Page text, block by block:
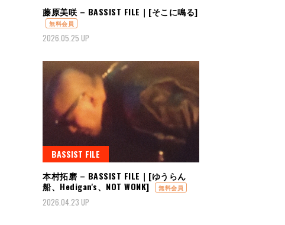
藤原美咲 – BASSIST FILE｜[そこに鳴る]
無料会員
2026.05.25 UP
BASSIST FILE
本村拓磨 – BASSIST FILE｜[ゆうらん
船、Hedigan's、NOT WONK]
無料会員
2026.04.23 UP